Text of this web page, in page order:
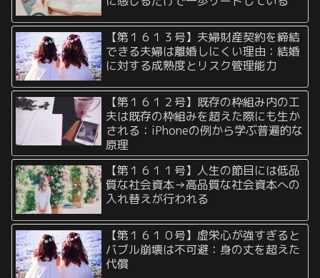
【第１６１３号】夫婦財産契約を締結
できる夫婦は離婚しにくい理由：結婚
に対する成熟度とリスク管理能力
【第１６１２号】既存の枠組み内の工
夫は既存の枠組みを超えた際にも生か
される：iPhoneの例から学ぶ普遍的な
原理
【第１６１１号】人生の節目には低品
質な社会資本→高品質な社会資本への
入れ替えが行われる
【第１６１０号】虚栄心が強すぎると
バブル崩壊は不可避：身の丈を超えた
代償